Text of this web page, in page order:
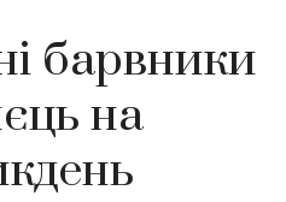
барвники
на